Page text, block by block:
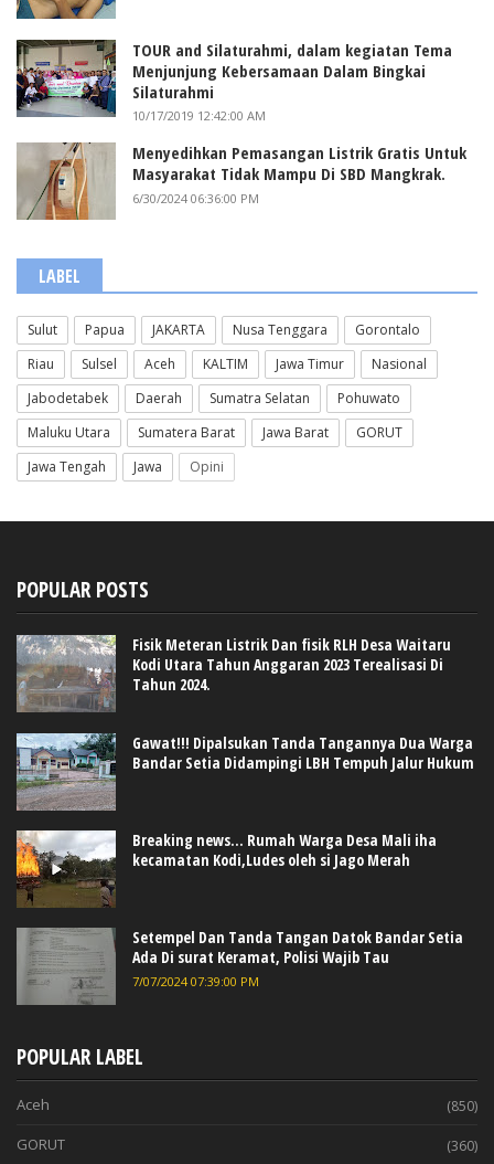
TOUR and Silaturahmi, dalam kegiatan Tema
Menjunjung Kebersamaan Dalam Bingkai
Silaturahmi
10/17/2019 12:42:00 AM
Menyedihkan Pemasangan Listrik Gratis Untuk
Masyarakat Tidak Mampu Di SBD Mangkrak.
6/30/2024 06:36:00 PM
LABEL
Sulut Papua JAKARTA Nusa Tenggara
Gorontalo
Riau
Sulsel Aceh KALTIM Jawa Timur
Nasional
Jabodetabek
Daerah Sumatra Selatan
Pohuwato
Maluku Utara
Sumatera Barat Jawa Barat
GORUT
Jawa Tengah
Jawa Opini
POPULAR POSTS
Fisik Meteran Listrik Dan fisik RLH Desa Waitaru
Kodi Utara Tahun Anggaran 2023 Terealisasi Di
Tahun 2024.
Gawat!!! Dipalsukan Tanda Tangannya Dua Warga
Bandar Setia Didampingi LBH Tempuh Jalur Hukum
Breaking news... Rumah Warga Desa Mali iha
kecamatan Kodi,Ludes oleh si Jago Merah
Setempel Dan Tanda Tangan Datok Bandar Setia
Ada Di surat Keramat, Polisi Wajib Tau
7/07/2024 07:39:00 PM
POPULAR LABEL
Aceh (850)
GORUT (360)